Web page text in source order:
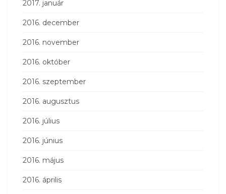
2017. január
2016. december
2016. november
2016. október
2016. szeptember
2016. augusztus
2016. július
2016. június
2016. május
2016. április